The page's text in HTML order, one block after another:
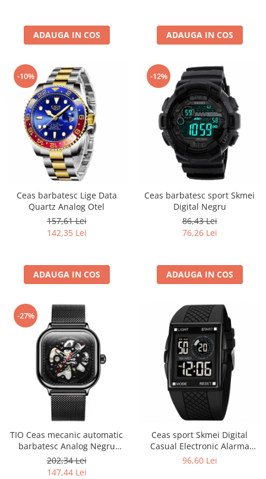
ADAUGA IN COS ADAUGA IN COS
-10%
Ceas barbatesc Lige Data
Quartz Analog Otel
157,61 Lei
142,35 Lei
ADAUGA IN COS
-12%
Ceas barbatesc sport Skmei
Digital Negru
86,43 Lei
76,26 Lei
ADAUGA IN COS
-27%
TIO Ceas mecanic automatic
barbatesc Analog Negru
Bratara reglabila
202,34 Lei
147,44 Lei
Ceas sport Skmei Digital
Casual Electronic Alarma
Cronometru Negru
96,60 Lei